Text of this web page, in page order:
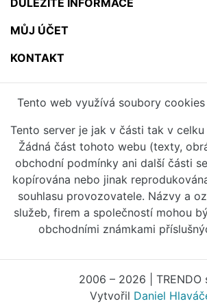
MŮJ ÚČET
KONTAKT
Tento web využívá soubory cookies
Tento server je jak v části tak v
Žádná část tohoto webu (texty,
obchodní podmínky ani další části
kopírována nebo jinak
souhlasu provozovatele. Názvy a
služeb, firem a společností mohou
obchodními známkami
2006 – 2026 | TRENDO
Vytvořil Daniel